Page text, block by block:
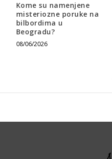
Kome su namenjene
misteriozne poruke na
bilbordima u
Beogradu?
08/06/2026